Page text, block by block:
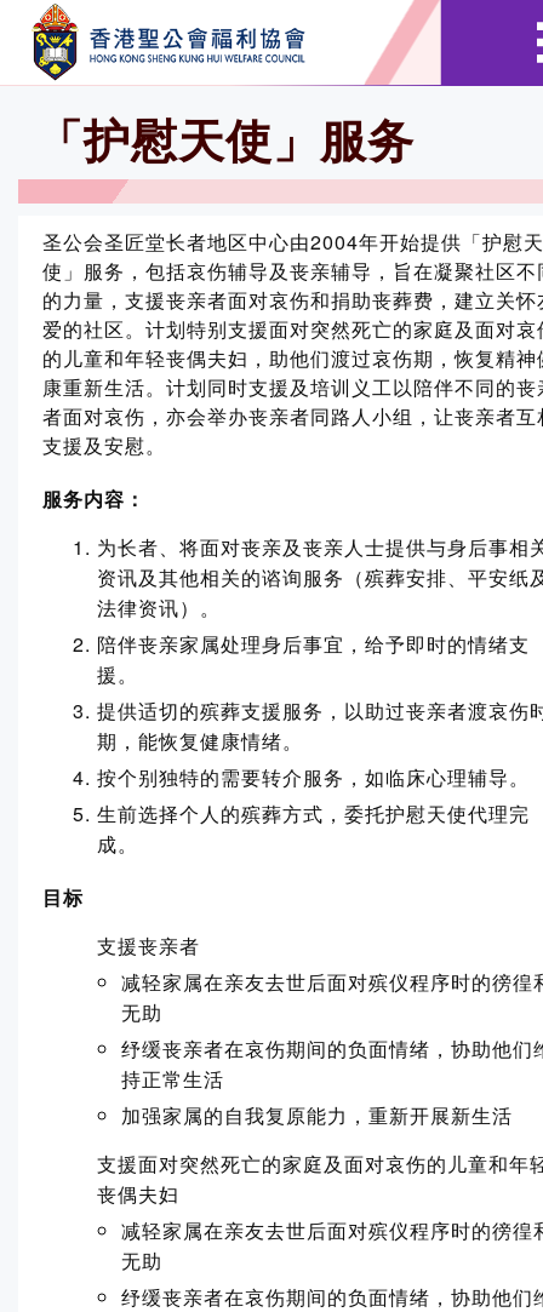
「护慰天使」服务
圣公会圣匠堂长者地区中心由2004年开始提供「护慰天
使」服务，包括哀伤辅导及丧亲辅导，旨在凝聚社区不
的力量，支援丧亲者面对哀伤和捐助丧葬费，建立关怀
爱的社区。计划特别支援面对突然死亡的家庭及面对哀
的儿童和年轻丧偶夫妇，助他们渡过哀伤期，恢复精神
康重新生活。计划同时支援及培训义工以陪伴不同的丧
者面对哀伤，亦会举办丧亲者同路人小组，让丧亲者互
支援及安慰。
服务内容：
为长者、将面对丧亲及丧亲人士提供与身后事相
资讯及其他相关的谘询服务（殡葬安排、平安纸
法律资讯）。
陪伴丧亲家属处理身后事宜，给予即时的情绪支
援。
提供适切的殡葬支援服务，以助过丧亲者渡哀伤
期，能恢复健康情绪。
按个别独特的需要转介服务，如临床心理辅导。
生前选择个人的殡葬方式，委托护慰天使代理完
成。
目标
支援丧亲者
减轻家属在亲友去世后面对殡仪程序时的徬徨
无助
纾缓丧亲者在哀伤期间的负面情绪，协助他们
持正常生活
加强家属的自我复原能力，重新开展新生活
支援面对突然死亡的家庭及面对哀伤的儿童和年
丧偶夫妇
减轻家属在亲友去世后面对殡仪程序时的徬徨
无助
纾缓丧亲者在哀伤期间的负面情绪，协助他们